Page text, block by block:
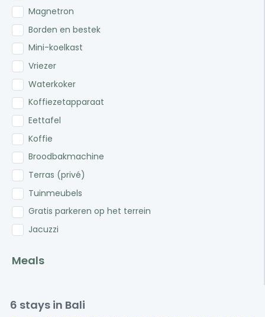
Magnetron
Borden en bestek
Mini-koelkast
Vriezer
Waterkoker
Koffiezetapparaat
Eettafel
Koffie
Broodbakmachine
Terras (privé)
Tuinmeubels
Gratis parkeren op het terrein
Jacuzzi
Meals
6 stays in Bali